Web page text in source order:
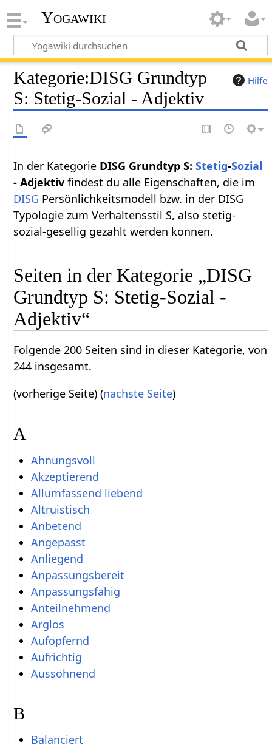
Yogawiki
Hilfe
Kategorie:DISG Grundtyp
S: Stetig-Sozial - Adjektiv
In der Kategorie DISG Grundtyp S:Stetig-Sozial
- Adjektiv findest du alle Eigenschaften, die im
DISG Persönlichkeitsmodell bzw. in der DISG
Typologie zum Verhaltensstil S, also stetig-
sozial-gesellig gezählt werden können.
Seiten in der Kategorie „DISG
Grundtyp S: Stetig-Sozial -
Adjektiv“
Folgende 200 Seiten sind in dieser Kategorie, von
244 insgesamt.
(vorherige Seite) (nächste Seite)
A
Ahnungsvoll
Akzeptierend
Allumfassend liebend
Altruistisch
Anbetend
Angepasst
Anliegend
Anpassungsbereit
Anpassungsfähig
Anteilnehmend
Arglos
Aufopfernd
Aufrichtig
Aussöhnend
B
Balanciert